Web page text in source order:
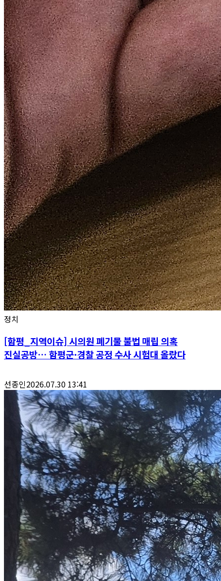
정치
[함평_지역이슈] 시의원 폐기물 불법 매립 의혹
진실공방… 함평군·경찰 공정 수사 시험대 올랐다
선종인2026.07.30 13:41